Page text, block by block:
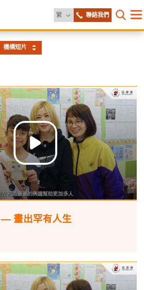
繁 更改語言聯絡我們
打開目
機構短片
— 畫出罕有人生